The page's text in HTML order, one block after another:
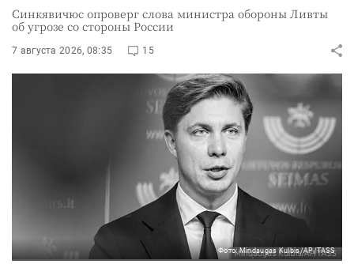
Синкявичюс опроверг слова министра обороны Ливты
об угрозе со стороны России
7 августа 2026, 08:35 15
Фото: Mindaugas Kulbis/AP/TASS